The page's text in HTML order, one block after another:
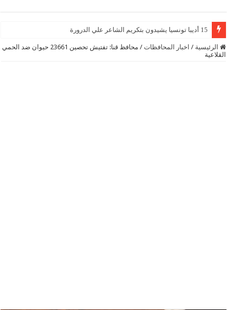
15 أديبا تونسيا يشيدون بتكريم الشاعر علي الدرورة
الرئيسية / اخبار المحافظات /
محافظ قنا: تفتيش تحصين 23661 حيوان ضد الحمي
القلاعية